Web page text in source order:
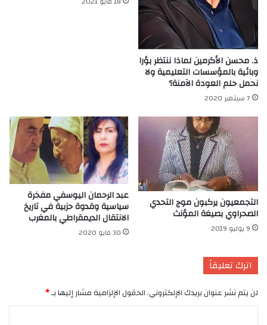
ذ. محسن الأكرمين لماذا ننتظر بؤرا
وبائية بالمؤسسات التعليمية ولا
نحمل حلم العودة الآمنة؟
7 سبتمبر 2020
التجمعيون يركبون موج التحدي
الصحراوي بصيغة المؤنث
9 يوليو 2019
عبد الرحمان اليوسفي مفخرة
سياسية وقدوة حزبية في تاريخ
الانتقال الديمقراطي بالمغرب
30 مايو 2020
اترك تعليقاً
لن يتم نشر عنوان بريدك الإلكتروني.الحقول الإلزامية مشار إليها بـ*